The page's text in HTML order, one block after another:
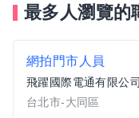
最多人瀏覽的
網拍門市人員
飛躍國際電通有限公司
台北市-大同區